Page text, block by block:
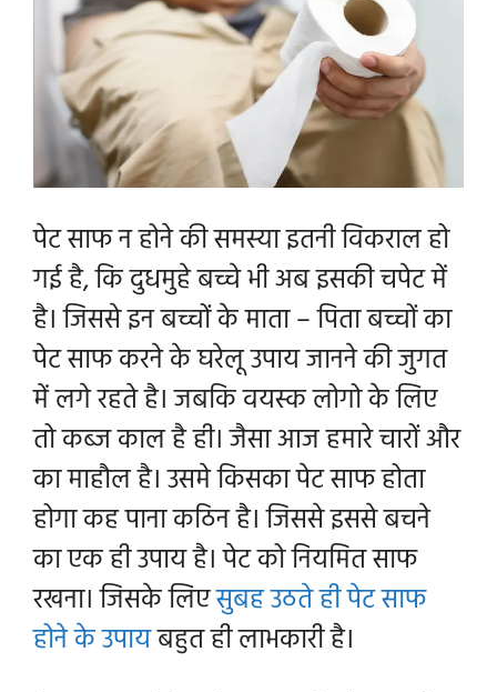
पेट साफ न होने की समस्या इतनी विकराल हो
गई है, कि दुधमुहे बच्चे भी अब इसकी चपेट में
है। जिससे इन बच्चों के माता – पिता बच्चों का
पेट साफ करने के घरेलू उपाय जानने की जुगत
में लगे रहते है। जबकि वयस्क लोगो के लिए
तो कब्ज काल है ही। जैसा आज हमारे चारों और
का माहौल है। उसमे किसका पेट साफ होता
होगा कह पाना कठिन है।जिससे इससे बचने
का एक ही उपाय है। पेट को नियमित साफ
रखना। जिसके लिएसुबह उठते ही पेट साफ
होने के उपायबहुत ही लाभकारी है।